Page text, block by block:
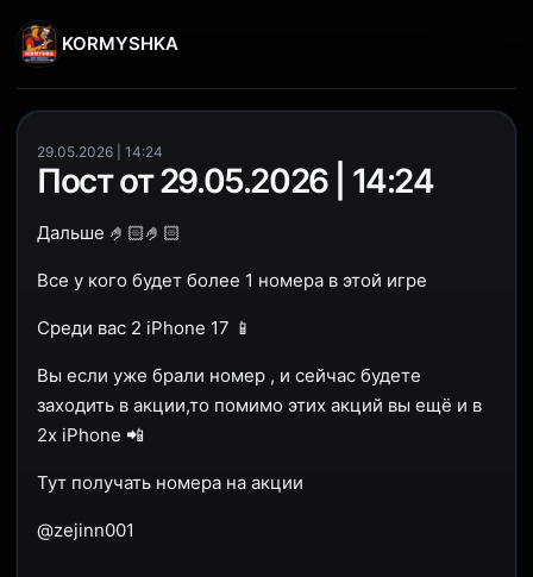
KORMYSHKA
29.05.2026 | 14:24
Пост от 29.05.2026 | 14:24
Дальше 🤌🏻🤌🏻
Все у кого будет более 1 номера в этой игре
Среди вас 2 iPhone 17 📱
Вы если уже брали номер , и сейчас будете
заходить в акции,то помимо этих акций вы ещё и в
2х iPhone 📲
Тут получать номера на акции
@zejinn001